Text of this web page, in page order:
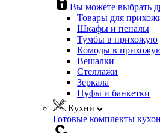
Вы можете выбрать
Товары для
Шкафы и пеналы
Тумбы в прихожую
Комоды в
Вешалки
Стеллажи
Зеркала
Пуфы и банкетки
Кухни
Готовые комплекты